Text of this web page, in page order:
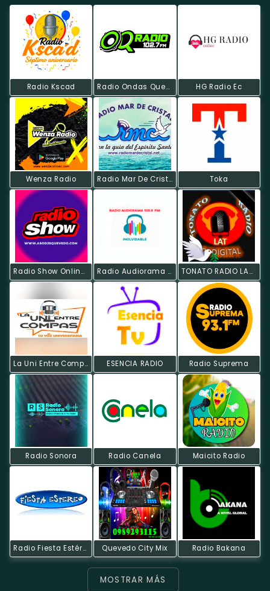
Radio Kscad Radio Ondas Quevedeñas HG Radio Ec
Wenza Radio Radio Mar De Cristal Toka
Radio Show Online Quevedo Radio Audiorama 105.9 La Inolvidable TONATO RADIO LAT TVDIGITAL
La Uni Entre Compas Radio ESENCIA RADIO Radio Suprema
Radio Sonora Radio Canela Maicito Radio
Radio Fiesta Estéreo Quevedo City Mix Radio Bakana
MOSTRAR MÁS